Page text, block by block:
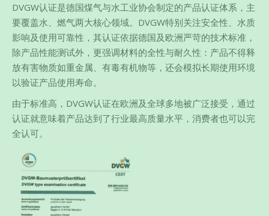
DVGW认证是德国煤气与水工业协会制定的产品认证体系，主
要覆盖水、燃气两大核心领域。DVGW特别关注安全性、水质
影响及使用可靠性，其认证依据德国及欧洲严苛的技术标准，
除产品性能测试外，更强调材料的全性与耐久性：产品不得释
放有害物质如重金属、有毒有机物等，还会模拟长期使用环境
以验证产品使用寿命。
由于标准高，DVGW认证在欧洲及全球多地被广泛接受，通过
认证就意味着产品达到了行业最高质量水平，消费者也可以完
全认可。